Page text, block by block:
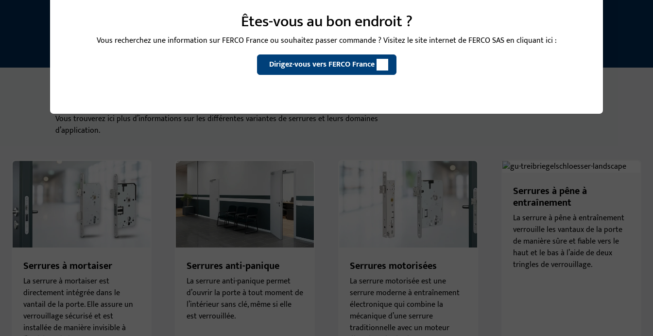
Faites confiance à une expertise qui associe technologie innovante et
expérience de longue date – pour une sécurité de porte convaincante.
Vous trouverez ici plus d’informations sur les différentes variantes de serrures et leurs domaines
d’application.
Serrures à mortaiser
La serrure à mortaiser est
directement intégrée dans le
vantail de la porte. Elle assure un
verrouillage sécurisé et est
installée de manière invisible à
Serrures anti-panique
La serrure anti-panique permet
d’ouvrir la porte à tout moment de
l’intérieur sans clé, même si elle
est verrouillée.
Serrures motorisées
La serrure motorisée est une
serrure moderne à entraînement
électronique qui combine la
mécanique d’une serrure
traditionnelle avec un moteur
Serrures à pêne à
entraînement
La serrure à pêne à entraînement
verrouille les vantaux de la porte
de manière sûre et fiable vers le
haut et le bas à l’aide de deux
tringles de verrouillage.
Êtes-vous au bon endroit ?
Vous recherchez une information sur FERCO France ou souhaitez passer commande ? Visitez le site internet de FERCO SAS en cliquant ici :
Dirigez-vous vers FERCO France